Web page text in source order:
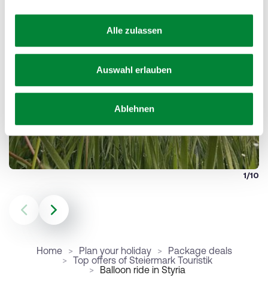
Alle zulassen
Auswahl erlauben
Ablehnen
1/10
Home Plan your holiday
Package deals
Top offers of Steiermark Touristik
Balloon ride in Styria